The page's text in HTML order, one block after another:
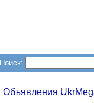
Поиск:
Объявления